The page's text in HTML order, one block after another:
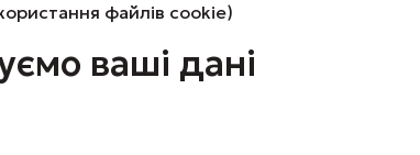
файлів cookie)
ваші дані